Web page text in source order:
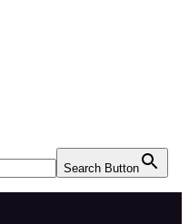
Search Button